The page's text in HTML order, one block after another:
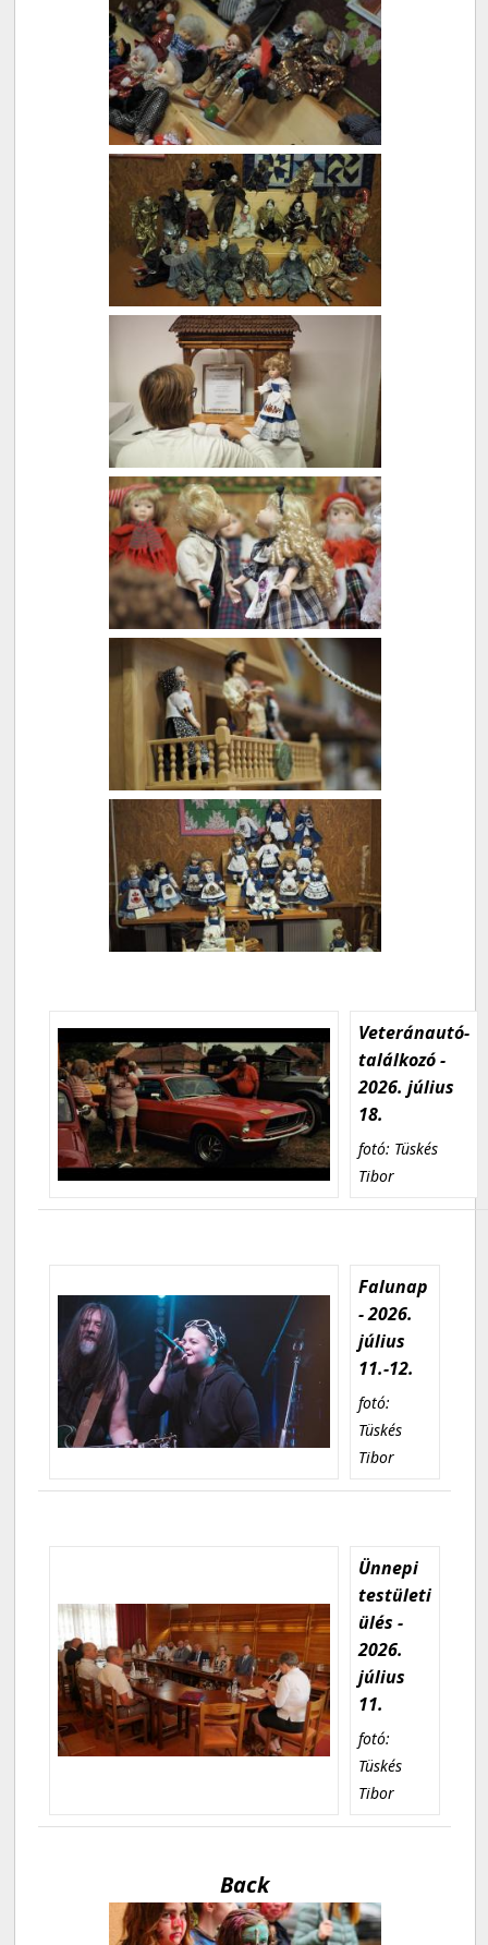
Veteránautó-
találkozó -
2026. július
18.
fotó: Tüskés
Tibor
Falunap
- 2026.
július
11.-12.
fotó:
Tüskés
Tibor
Ünnepi
testületi
ülés -
2026.
július
11.
fotó:
Tüskés
Tibor
Back